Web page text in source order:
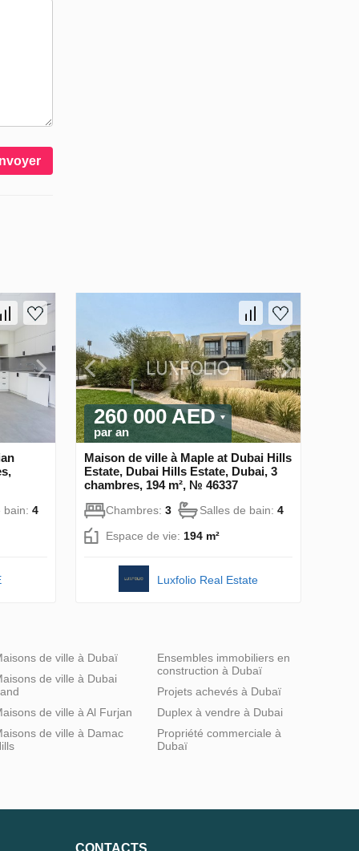
bain: 4
260 000 AED
par an
Maison de ville à Maple at Dubai Hills
Estate, Dubai Hills Estate, Dubai, 3
chambres, 194 m², № 46337
Chambres: 3 Salles de bain: 4
Espace de vie: 194 m²
Luxfolio Real Estate
de ville à Dubaï
de ville à Dubai
de ville à Al Furjan
de ville à Damac
Ensembles immobiliers en
construction à Dubaï
Projets achevés à Dubaï
Duplex à vendre à Dubai
Propriété commerciale à
Dubaï
CONTACTS